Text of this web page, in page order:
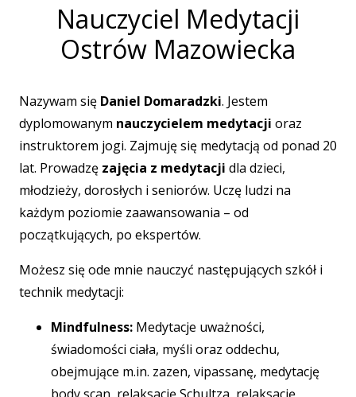
Nauczyciel Medytacji
Ostrów Mazowiecka
Nazywam się Daniel Domaradzki. Jestem
dyplomowanym nauczycielem medytacji oraz
instruktorem jogi. Zajmuję się medytacją od ponad 20
lat. Prowadzę zajęcia z medytacji dla dzieci,
młodzieży, dorosłych i seniorów. Uczę ludzi na
każdym poziomie zaawansowania – od
początkujących, po ekspertów.
Możesz się ode mnie nauczyć następujących szkół i
technik medytacji:
Mindfulness: Medytacje uważności,
świadomości ciała, myśli oraz oddechu,
obejmujące m.in. zazen, vipassanę, medytację